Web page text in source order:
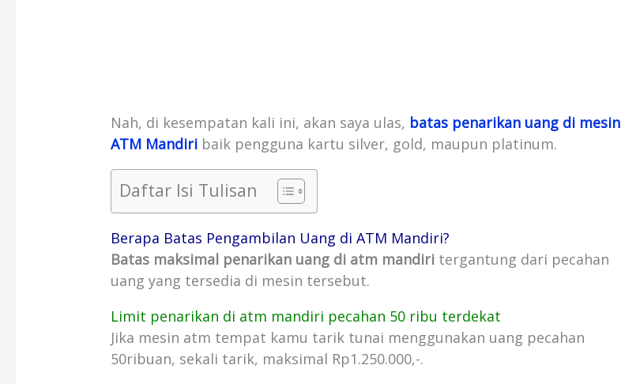
Nah, di kesempatan kali ini, akan saya ulas, batas penarikan uang di mesin
ATM Mandiri baik pengguna kartu silver, gold, maupun platinum.
Daftar Isi Tulisan
Berapa Batas Pengambilan Uang di ATM Mandiri?
Batas maksimal penarikan uang di atm mandiri tergantung dari pecahan
uang yang tersedia di mesin tersebut.
Limit penarikan di atm mandiri pecahan 50 ribu terdekat
Jika mesin atm tempat kamu tarik tunai menggunakan uang pecahan
50ribuan, sekali tarik, maksimal Rp1.250.000,-.